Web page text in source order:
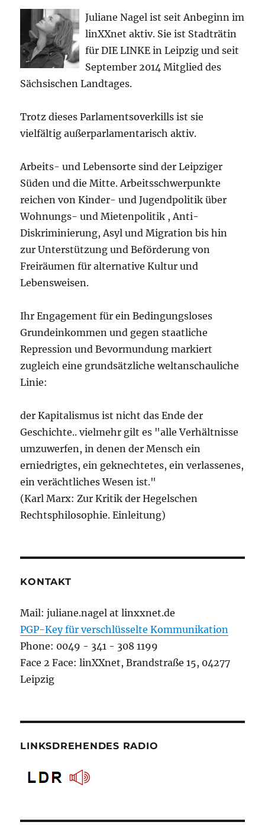
Juliane Nagel ist seit Anbeginn im
linXXnet aktiv. Sie ist Stadträtin
für DIE LINKE in Leipzig und seit
September 2014 Mitglied des
Sächsischen Landtages.
Trotz dieses Parlamentsoverkills ist sie
vielfältig außerparlamentarisch aktiv.
Arbeits- und Lebensorte sind der Leipziger
Süden und die Mitte. Arbeitsschwerpunkte
reichen von Kinder- und Jugendpolitik über
Wohnungs- und Mietenpolitik , Anti-
Diskriminierung, Asyl und Migration bis hin
zur Unterstützung und Beförderung von
Freiräumen für alternative Kultur und
Lebensweisen.
Ihr Engagement für ein Bedingungsloses
Grundeinkommen und gegen staatliche
Repression und Bevormundung markiert
zugleich eine grundsätzliche weltanschauliche
Linie:
der Kapitalismus ist nicht das Ende der
Geschichte.. vielmehr gilt es "alle Verhältnisse
umzuwerfen, in denen der Mensch ein
erniedrigtes, ein geknechtetes, ein verlassenes,
ein verächtliches Wesen ist."
(Karl Marx: Zur Kritik der Hegelschen
Rechtsphilosophie. Einleitung)
KONTAKT
Mail: juliane.nagel at linxxnet.de
PGP-Key für verschlüsselte Kommunikation
Phone: 0049 - 341 - 308 1199
Face 2 Face: linXXnet, Brandstraße 15, 04277
Leipzig
LINKSDREHENDES RADIO